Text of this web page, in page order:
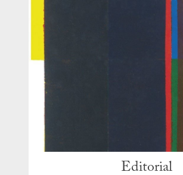
Editorial